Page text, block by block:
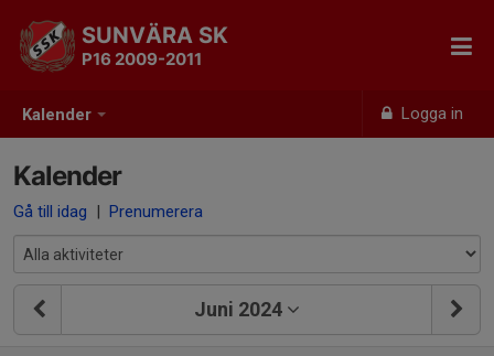
Kalender Logga in
SUNVÄRA SK
P16 2009-2011
Kalender
Gå till idag | Prenumerera
Juni 2024